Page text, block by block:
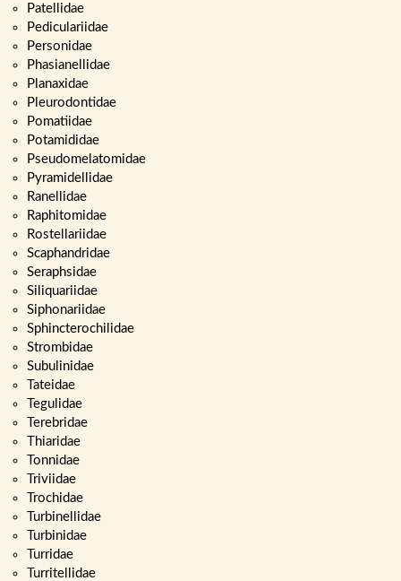
Patellidae
Pediculariidae
Personidae
Phasianellidae
Planaxidae
Pleurodontidae
Pomatiidae
Potamididae
Pseudomelatomidae
Pyramidellidae
Ranellidae
Raphitomidae
Rostellariidae
Scaphandridae
Seraphsidae
Siliquariidae
Siphonariidae
Sphincterochilidae
Strombidae
Subulinidae
Tateidae
Tegulidae
Terebridae
Thiaridae
Tonnidae
Triviidae
Trochidae
Turbinellidae
Turbinidae
Turridae
Turritellidae